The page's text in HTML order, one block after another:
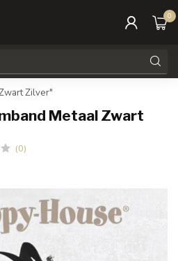
0
Zilver"
Metaal Zwart
(0)